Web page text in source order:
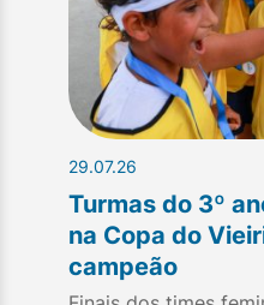
29.07.26
Turmas do 3º
na Copa do
campeão